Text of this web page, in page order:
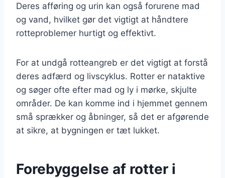
Deres afføring og urin kan også forurene mad
og vand, hvilket gør det vigtigt at håndtere
rotteproblemer hurtigt og effektivt.
For at undgå rotteangreb er det vigtigt at forstå
deres adfærd og livscyklus. Rotter er nataktive
og søger ofte efter mad og ly i mørke, skjulte
områder. De kan komme ind i hjemmet gennem
små sprækker og åbninger, så det er afgørende
at sikre, at bygningen er tæt lukket.
Forebyggelse af rotter i